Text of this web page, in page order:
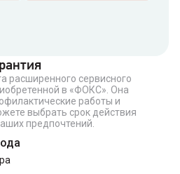
по которому можно
расширенного сервисного
в «ФОКС». Она
работы и
выбрать срок действия
предпочтений.